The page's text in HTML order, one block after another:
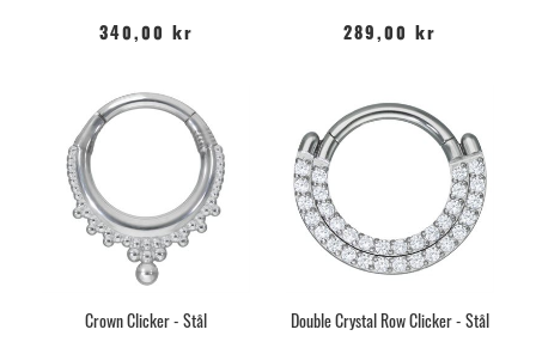
340,00 kr 289,00 kr
Crown Clicker - Stål Double Crystal Row Clicker - Stål